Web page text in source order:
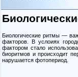
Биологические ритмы —
факторов. В услоиях
фактором стало
биоритмов и происходит
нарушается фотопериод.